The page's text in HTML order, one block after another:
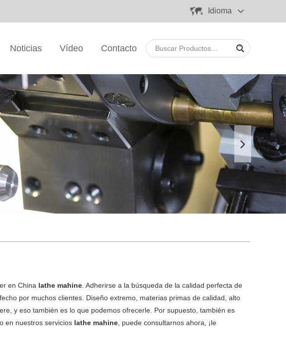
Idioma
Noticias Vídeo Contacto
en China lathe mahine . Adherirse a la búsqueda de la calidad perfecta de
por muchos clientes. Diseño extremo, materias primas de calidad, alto
y eso también es lo que podemos ofrecerle. Por supuesto, también es
en nuestros servicios lathe mahine , puede consultarnos ahora, ¡le